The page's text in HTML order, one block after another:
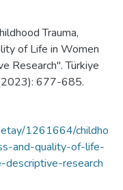
Trauma,
of Life in Women
Research". Türkiye
677-685.
1261664/childho
and-quality-of-life-
research